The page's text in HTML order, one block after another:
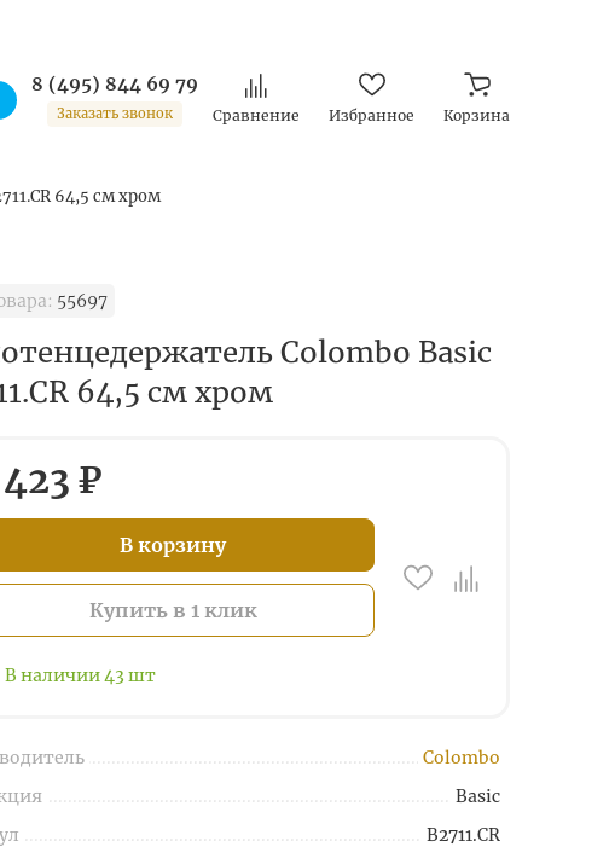
8 (495) 844 69 79
Заказать звонок Сравнение Избранное Корзина
64,5 см хром
55697
Colombo Basic
64,5 см хром
₽
В корзину
Купить в 1 клик
В наличии43 шт
Colombo
Basic
B2711.CR